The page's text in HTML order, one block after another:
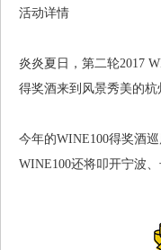
活动详情
炎炎夏日，第二轮2017
得奖酒来到风景秀美的杭
今年的WINE100得奖酒
WINE100还将叩开宁波